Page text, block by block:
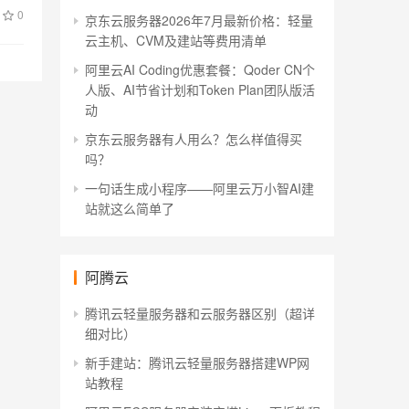
0
京东云服务器2026年7月最新价格：轻量
云主机、CVM及建站等费用清单
阿里云AI Coding优惠套餐：Qoder CN个
人版、AI节省计划和Token Plan团队版活
动
京东云服务器有人用么？怎么样值得买
吗？
一句话生成小程序——阿里云万小智AI建
站就这么简单了
阿腾云
腾讯云轻量服务器和云服务器区别（超详
细对比）
新手建站：腾讯云轻量服务器搭建WP网
站教程